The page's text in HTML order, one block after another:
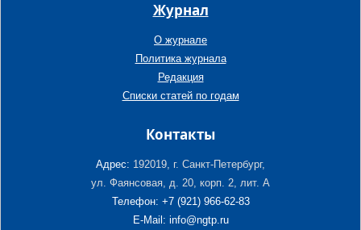
Журнал
О журнале
Политика журнала
Редакция
Списки статей по годам
Контакты
Адрес: 192019, г. Санкт-Петербург,
ул. Фаянсовая, д. 20, корп. 2, лит. А
Телефон: +7 (921) 966-62-83
E-Mail: info@ngtp.ru